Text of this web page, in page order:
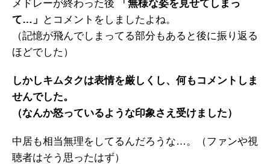
メドレーが終わった後
「無様な姿を見せてしまっ
て…」
とコメントをしましたよね。
（記憶が飛んでしまってる部分もあると後に振り返る
ほどでした）
しかしキムタクは表情を厳しくし、何もコメントしま
せんでした。
（なんか怒っているような印象さえ受けました）
中居も相当無理をしてるんだろうな…。（ファンや視
聴者はそう思ったはず）